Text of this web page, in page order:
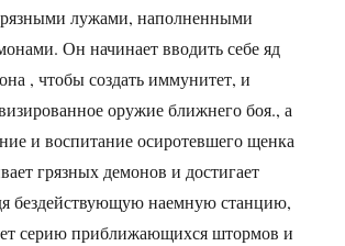
лужами, наполненными
Он начинает вводить себе яд
, чтобы создать иммунитет, и
оружие ближнего боя., а
и воспитание осиротевшего щенка
грязных демонов и достигает
бездействующую наемную станцию,
серию приближающихся штормов и